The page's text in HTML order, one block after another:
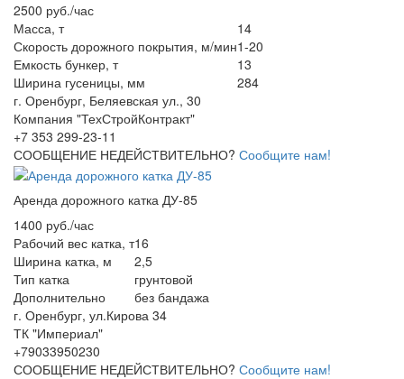
2500 руб./час
Масса, т
14
Скорость дорожного покрытия, м/мин1-20
Емкость бункер, т
13
Ширина гусеницы, мм
284
г. Оренбург, Беляевская ул., 30
Компания "ТехСтройКонтракт"
+7 353 299-23-11
СООБЩЕНИЕ НЕДЕЙСТВИТЕЛЬНО? Сообщите нам!
Аренда дорожного катка ДУ-85
1400 руб./час
Рабочий вес катка, т16
Ширина катка, м
2,5
Тип катка
грунтовой
Дополнительно
без бандажа
г. Оренбург, ул.Кирова 34
ТК "Империал"
+79033950230
СООБЩЕНИЕ НЕДЕЙСТВИТЕЛЬНО? Сообщите нам!